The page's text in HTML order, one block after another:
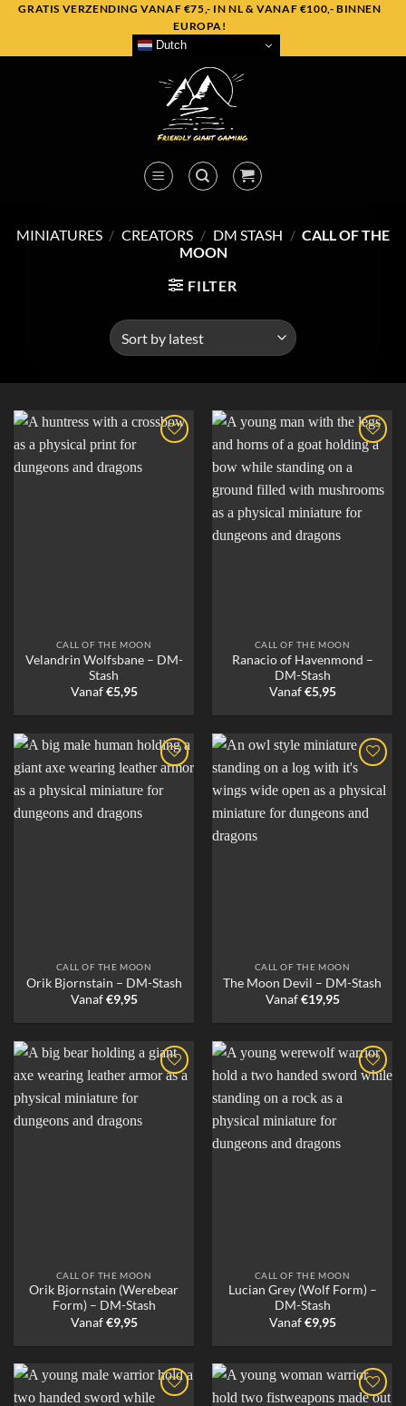
Skip
content
GRATIS VERZENDING VANAF €75,- IN NL & VANAF €100,- BINNEN
EUROPA!
Dutch
MINIATURES / CREATORS / DM STASH / CALL OF THE
MOON
FILTER
CALL OF THE MOON
Velandrin Wolfsbane – DM-
Stash
Vanaf€5,95
CALL OF THE MOON
Ranacio of Havenmond –
DM-Stash
Vanaf€5,95
CALL OF THE MOON
Orik Bjornstain – DM-Stash
Vanaf€9,95
CALL OF THE MOON
The Moon Devil – DM-Stash
Vanaf€19,95
CALL OF THE MOON
Orik Bjornstain (Werebear
Form) – DM-Stash
Vanaf€9,95
CALL OF THE MOON
Lucian Grey (Wolf Form) –
DM-Stash
Vanaf€9,95